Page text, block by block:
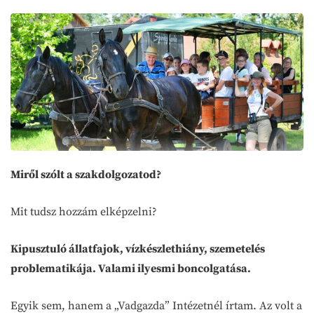
Miről szólt a szakdolgozatod?
Mit tudsz hozzám elképzelni?
Kipusztuló állatfajok, vízkészlethiány, szemetelés
problematikája. Valami ilyesmi boncolgatása.
Egyik sem, hanem a „Vadgazda” Intézetnél írtam. Az volt a